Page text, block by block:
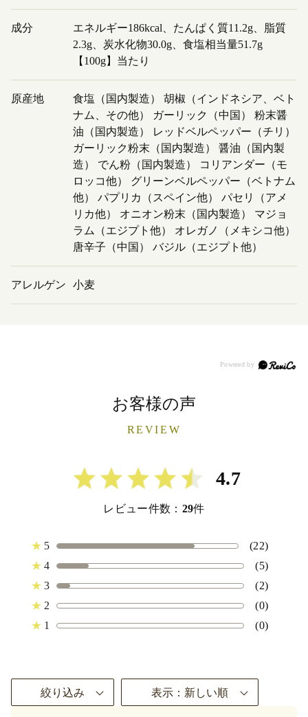
成分
エネルギー186kcal、たんぱく質11.2g、脂質
2.3g、炭水化物30.0g、食塩相当量51.7g
【100g】当たり
原産地
食塩（国内製造） 胡椒（インドネシア、ベト
ナム、その他） ガーリック（中国） 粉末醤
油（国内製造） レッドベルペッパー（チリ）
ガーリック粉末（国内製造） 醤油（国内製
造） でん粉（国内製造） コリアンダー（モ
ロッコ他） グリーンベルペッパー（ベトナム
他） パプリカ（スペイン他） パセリ（アメ
リカ他） オニオン粉末（国内製造） マジョ
ラム（エジプト他） オレガノ（メキシコ他）
唐辛子（中国） バジル（エジプト他）
アレルゲン 小麦
お客様の声
REVIEW
4.7
レビュー件数： 29件
★ 5
(22)
★ 4
(5)
★ 3
(2)
★ 2
(0)
★ 1 (0)
絞り込み 表示：新しい順